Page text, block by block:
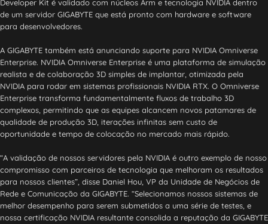
Developer Kit é validado com núcleos Arm e tecnologia NVIDIA dentro
de um servidor GIGABYTE que está pronto com hardware e software
para desenvolvedores.
A GIGABYTE também está anunciando suporte para NVIDIA Omniverse
Enterprise. NVIDIA Omniverse Enterprise é uma plataforma de simulação
realista e de colaboração 3D simples de implantar, otimizada pela
NVIDIA para rodar em sistemas profissionais NVIDIA RTX. O Omniverse
Enterprise transforma fundamentalmente fluxos de trabalho 3D
complexos, permitindo que as equipes alcancem novos patamares de
qualidade de produção 3D, iterações infinitas sem custo de
oportunidade e tempo de colocação no mercado mais rápido.
“A validação de nossos servidores pela NVIDIA é outro exemplo de nosso
compromisso com parceiros de tecnologia que melhoram os resultados
para nossos clientes”, disse Daniel Hou, VP da Unidade de Negócios de
Rede e Comunicação da GIGABYTE. “Selecionamos nossos sistemas de
melhor desempenho para serem submetidos a uma série de testes, e
nossa certificação NVIDIA resultante consolida a reputação da GIGABYTE